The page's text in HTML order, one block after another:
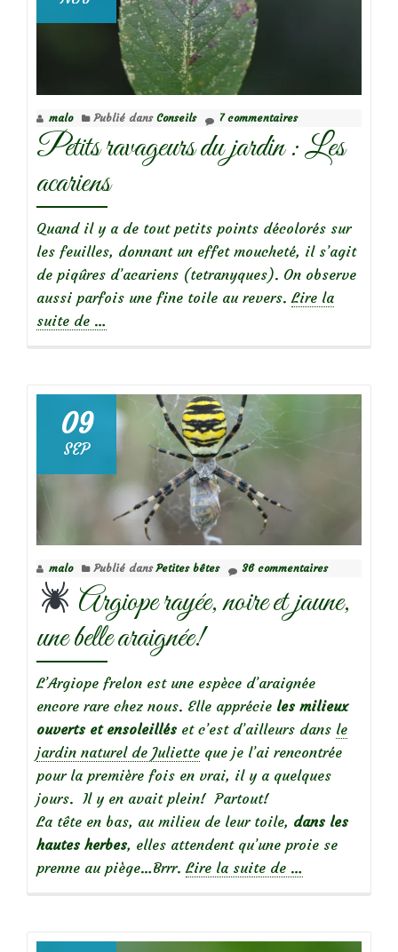
malo Publié dans Conseils 7 commentaires
Petits ravageurs du jardin : Les
acariens
Quand il y a de tout petits points décolorés sur
les feuilles, donnant un effet moucheté, il s’agit
de piqûres d’acariens (tetranyques). On observe
aussi parfois une fine toile au revers. Lire la
suite de
du
jardin
acariens
…
09
SEP
malo Publié dansPetites bêtes 36 commentaires
Argiope rayée, noire et jaune,
une belle araignée!
L’Argiope frelon est une espèce d’araignée
encore rare chez nous. Elle apprécie les milieux
ouverts et ensoleillés et c’est d’ailleurs dans le
jardin naturel de Juliette que je l’ai rencontrée
pour la première fois en vrai, il y a quelques
jours. Il y en avait plein! Partout!
La tête en bas, au milieu de leur toile, dans les
hautes herbes, elles attendent qu’une proie se
prenne au piège…Brrr. Lire la suite de …